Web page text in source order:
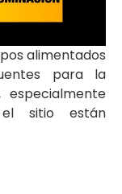
alimentados
para la
especialmente
sitio están